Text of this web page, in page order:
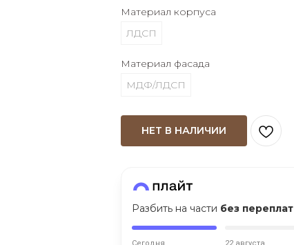
Материал корпуса
ЛДСП
Материал фасада
МДФ/ЛДСП
НЕТ В НАЛИЧИИ
Разбить на части без переплат
каждые 2 недели
об оплате Плайтом
раз в 2